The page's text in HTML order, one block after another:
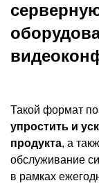
Такой формат
упростить и
продукта, а
обслуживание
в рамках